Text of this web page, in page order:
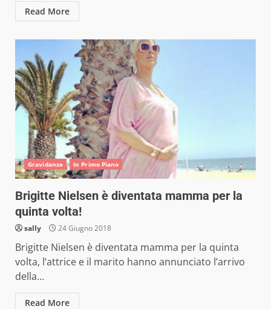
Read More
Gravidanze In Primo Piano
Brigitte Nielsen è diventata mamma per la
quinta volta!
sally 24 Giugno 2018
Brigitte Nielsen è diventata mamma per la quinta
volta, l’attrice e il marito hanno annunciato l’arrivo
della...
Read More